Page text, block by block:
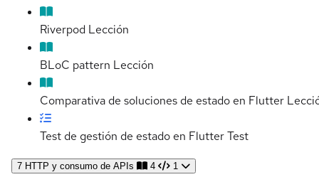
Riverpod Lección
BLoC pattern Lección
Comparativa de soluciones de estado en Flutter
Test de gestión de estado en FlutterTest
7 HTTP y consumo de APIs 4 1